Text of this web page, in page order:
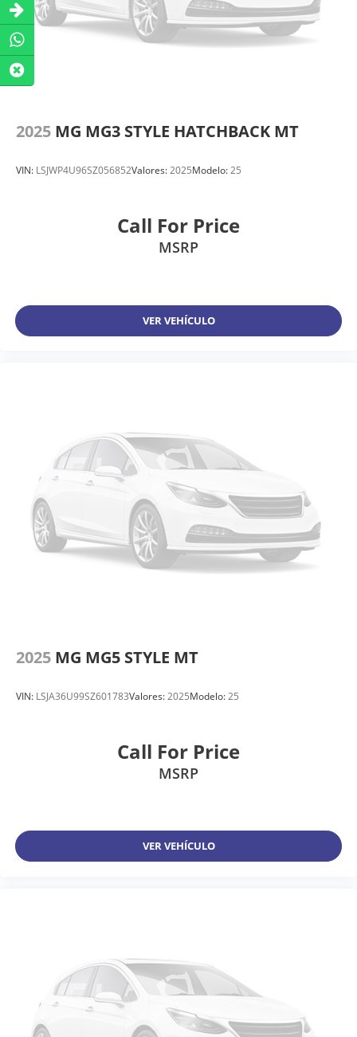
2025 MG MG3 STYLE HATCHBACK MT
VIN: LSJWP4U96SZ056852Valores:2025Modelo:25
Call For Price
MSRP
VER VEHÍCULO
2025 MG MG5 STYLE MT
VIN: LSJA36U99SZ601783Valores:2025Modelo:25
Call For Price
MSRP
VER VEHÍCULO